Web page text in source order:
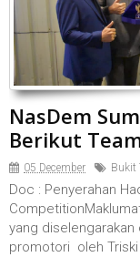
NasDem
Berikut
05 December Bukit
Doc : Penyerahan
yang diselengarakan
promotori oleh Triski